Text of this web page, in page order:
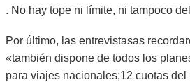
. No hay tope ni límite, ni tampoco
Por último, las entrevistasas
«también dispone de todos los
para viajes nacionales;12 cuotas